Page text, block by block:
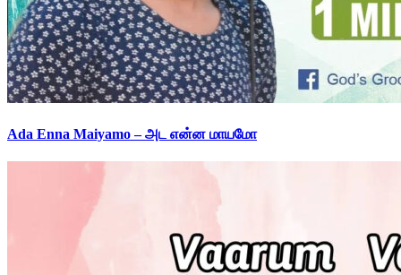
Ada Enna Maiyamo – அட என்ன மாயமோ